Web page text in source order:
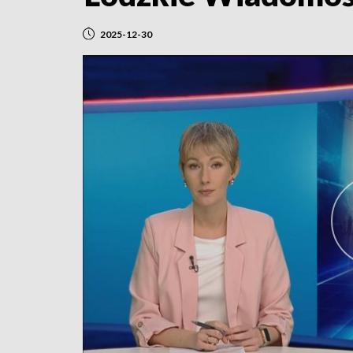
2025-12-30